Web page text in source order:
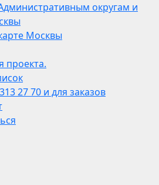
округам и
Москвы
проекта.
27 70 и для заказов